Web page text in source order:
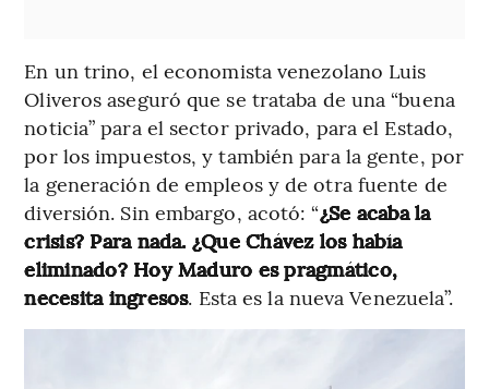
En un trino, el economista venezolano Luis
Oliveros aseguró que se trataba de una “buena
noticia” para el sector privado, para el Estado,
por los impuestos, y también para la gente, por
la generación de empleos y de otra fuente de
diversión. Sin embargo, acotó: “¿Se acaba la
crisis? Para nada. ¿Que Chávez los había
eliminado? Hoy Maduro es pragmático,
necesita ingresos. Esta es la nueva Venezuela”.